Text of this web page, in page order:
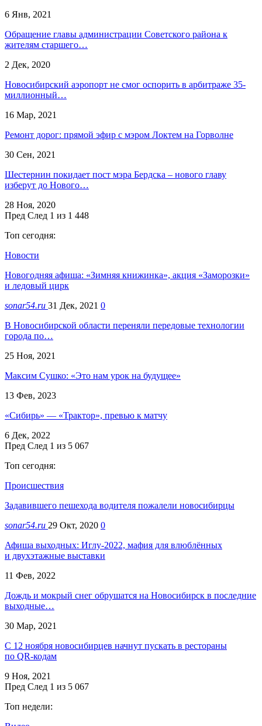
6 Янв, 2021
Обращение главы администрации Советского района к
жителям старшего…
2 Дек, 2020
Новосибирский аэропорт не смог оспорить в арбитраже 35-
миллионный…
16 Мар, 2021
Ремонт дорог: прямой эфир с мэром Локтем на Горволне
30 Сен, 2021
Шестернин покидает пост мэра Бердска – нового главу
изберут до Нового…
28 Ноя, 2020
Пред След 1 из 1 448
Топ сегодня:
Новости
Новогодняя афиша: «Зимняя книжинка», акция «Заморозки»
и ледовый цирк
sonar54.ru 31 Дек, 2021 0
В Новосибирской области переняли передовые технологии
города по…
25 Ноя, 2021
Максим Сушко: «Это нам урок на будущее»
13 Фев, 2023
«Сибирь» — «Трактор», превью к матчу
6 Дек, 2022
Пред След 1 из 5 067
Топ сегодня:
Происшествия
Задавившего пешехода водителя пожалели новосибирцы
sonar54.ru 29 Окт, 2020 0
Афиша выходных: Иглу-2022, мафия для влюблённых
и двухэтажные выставки
11 Фев, 2022
Дождь и мокрый снег обрушатся на Новосибирск в последние
выходные…
30 Мар, 2021
С 12 ноября новосибирцев начнут пускать в рестораны
по QR-кодам
9 Ноя, 2021
Пред След 1 из 5 067
Топ недели: